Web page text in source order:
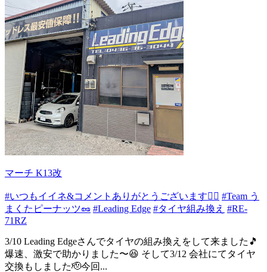
マーチ K13改
#いつもイイネ&コメントありがとうございます🙇‍♂️ #Team う
まくたピーナッツ🥜 #Leading Edge #タイヤ組み換え #RE-
71RZ
3/10 Leading Edgeさんでタイヤの組み換えをして来ました🎵
爆速、激安で助かりました〜😆 そして3/12 会社にてタイヤ
交換もしました🫡今回...